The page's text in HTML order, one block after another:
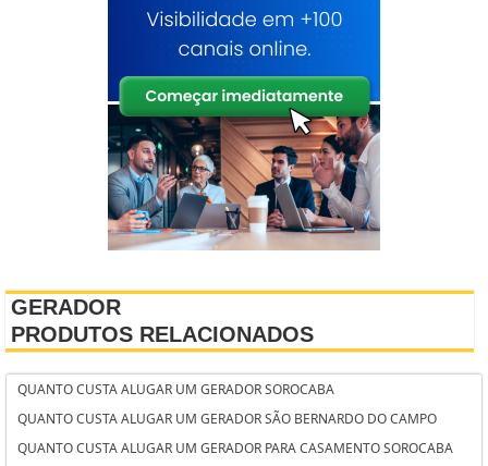
GERADOR
PRODUTOS RELACIONADOS
QUANTO CUSTA ALUGAR UM GERADOR SOROCABA
QUANTO CUSTA ALUGAR UM GERADOR SÃO BERNARDO DO CAMPO
QUANTO CUSTA ALUGAR UM GERADOR PARA CASAMENTO SOROCABA